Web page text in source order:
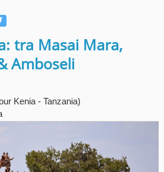
tra Masai Mara,
Amboseli
Kenia - Tanzania)